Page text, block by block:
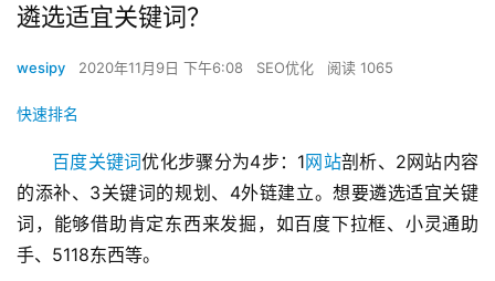
遴选适宜关键词？
wesipy 2020年11月9日 下午6:08 SEO优化 阅读 1065
快速排名
百度关键词优化步骤分为4步：1网站剖析、2网站内容
的添补、3关键词的规划、4外链建立。想要遴选适宜关键
词，能够借助肯定东西来发掘，如百度下拉框、小灵通助
手、5118东西等。